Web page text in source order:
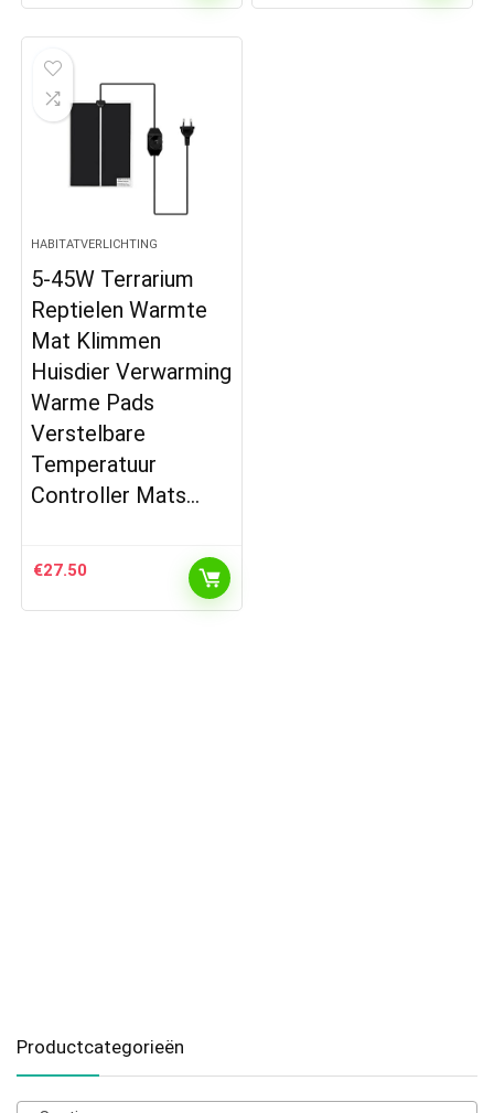
HABITATVERLICHTING
5-45W Terrarium
Reptielen Warmte
Mat Klimmen
Huisdier Verwarming
Warme Pads
Verstelbare
Temperatuur
Controller Mats…
€27.50
Productcategorieën